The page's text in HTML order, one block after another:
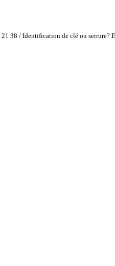
38 / Identification de clé ou serrure?